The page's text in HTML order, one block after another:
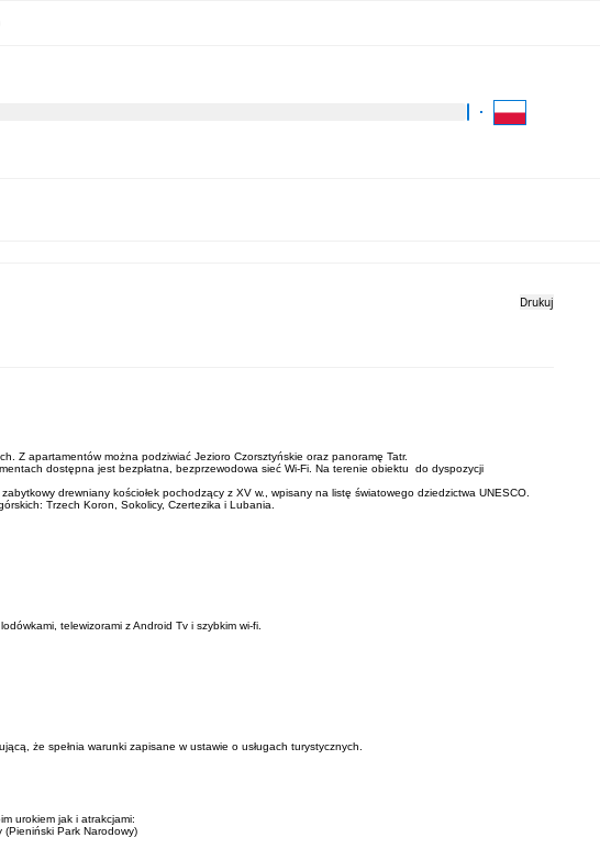
Kliknij aby wyszukać za
Drukuj
Z apartamentów można podziwiać Jezioro Czorsztyńskie oraz panoramę Tatr.
dostępna jest bezpłatna, bezprzewodowa sieć Wi-Fi. Na terenie obiektu do dyspozycji
drewniany kościołek pochodzący z XV w., wpisany na listę światowego dziedzictwa UNESCO.
Trzech Koron, Sokolicy, Czertezika i Lubania.
telewizorami z Android Tv i szybkim wi-fi.
że spełnia warunki zapisane w ustawie o usługach turystycznych.
urokiem jak i atrakcjami:
(Pieniński Park Narodowy)